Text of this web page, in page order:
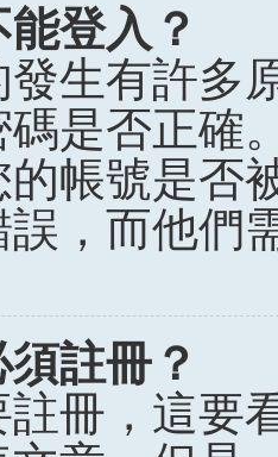
登入？
生有許多
碼是否正確
帳號是否
，而他們
註冊？
冊，這要